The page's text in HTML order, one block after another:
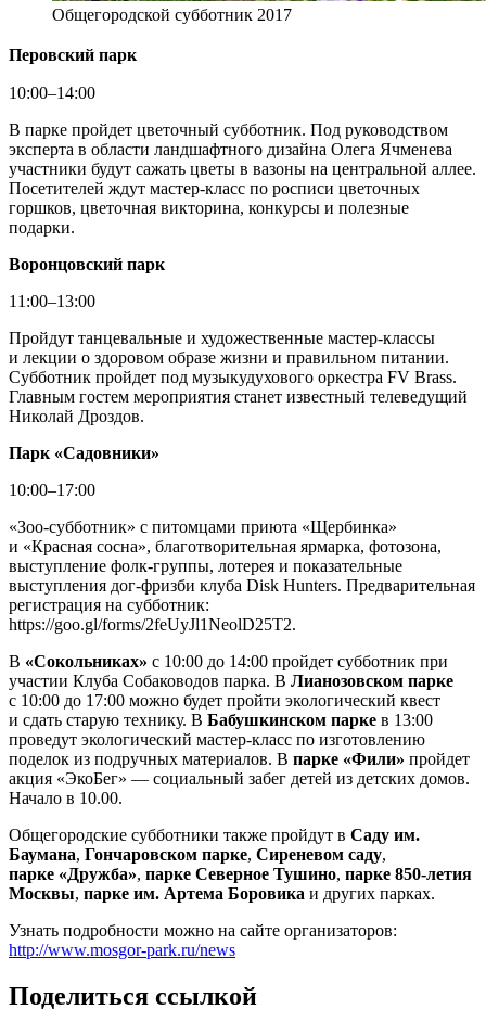
Общегородской субботник 2017
Перовский парк
10:00–14:00
В парке пройдет цветочный субботник. Под руководством
эксперта в области ландшафтного дизайна Олега Ячменева
участники будут сажать цветы в вазоны на центральной аллее.
Посетителей ждут мастер-класс по росписи цветочных
горшков, цветочная викторина, конкурсы и полезные
подарки.
Воронцовский парк
11:00–13:00
Пройдут танцевальные и художественные мастер-классы
и лекции о здоровом образе жизни и правильном питании.
Субботник пройдет под музыкудухового оркестра FV Brass.
Главным гостем мероприятия станет известный телеведущий
Николай Дроздов.
Парк «Садовники»
10:00–17:00
«Зоо-субботник» с питомцами приюта «Щербинка»
и «Красная сосна», благотворительная ярмарка, фотозона,
выступление фолк-группы, лотерея и показательные
выступления дог-фризби клуба Disk Hunters. Предварительная
регистрация на субботник:
https://goo.gl/forms/2feUyJl1NeolD25T2.
В «Сокольниках» с 10:00 до 14:00 пройдет субботник при
участии Клуба Собаководов парка. В Лианозовском парке
с 10:00 до 17:00 можно будет пройти экологический квест
и сдать старую технику. В Бабушкинском парке в 13:00
проведут экологический мастер-класс по изготовлению
поделок из подручных материалов. В парке «Фили» пройдет
акция «ЭкоБег» — социальный забег детей из детских домов.
Начало в 10.00.
Общегородские субботники также пройдут в Саду им.
Баумана, Гончаровском парке, Сиреневом саду,
парке «Дружба», парке Северное Тушино, парке 850-летия
Москвы, парке им. Артема Боровика и других парках.
Узнать подробности можно на сайте организаторов:
http://www.mosgor-park.ru/news
Поделиться ссылкой